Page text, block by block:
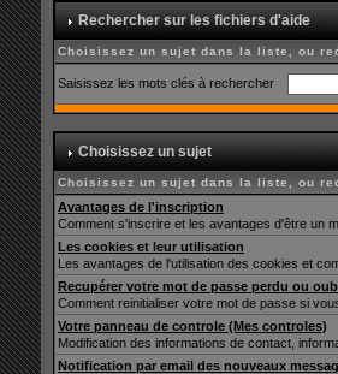
Rechercher sur les fichiers d'aide
Choisissez un sujet dans la liste, ou
Saisissez les mots clés à rechercher
Choisissez un sujet
Choisissez un sujet dans la liste, ou
Avantages de l'inscription
Comment s'inscrire et les avantages d'être un
Les cookies et leur utilisation
Les avantages de l'utilisation des cookies et
Recupérer votre mot de passe perdu ou
Comment reinitialiser votre mot de passe si
Votre panneau de controle (Mes controles)
Modification des informations de contact,
Notification par email des nouveaux